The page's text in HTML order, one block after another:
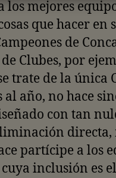
los mejores
que hacer
de
Clubes, por
trate de la única
al año, no hace
con tan
directa,
partícipe a los
inclusión es